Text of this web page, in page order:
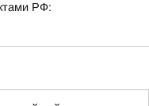
РФ: